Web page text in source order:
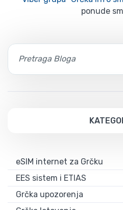
ponude
eSIM internet za Grčku
EES sistem i ETIAS
Grčka upozorenja